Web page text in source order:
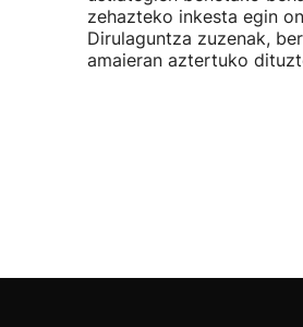
zehazteko inkesta egin
Dirulaguntza zuzenak,
amaieran aztertuko